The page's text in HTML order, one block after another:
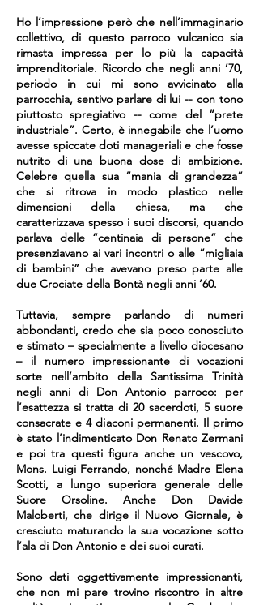
Ho l’impressione però che nell’immaginario
collettivo, di questo parroco vulcanico sia
rimasta impressa per lo più la capacità
imprenditoriale. Ricordo che negli anni ’70,
periodo in cui mi sono avvicinato alla
parrocchia, sentivo parlare di lui -- con tono
piuttosto spregiativo -- come del “prete
industriale”. Certo, è innegabile che l’uomo
avesse spiccate doti manageriali e che fosse
nutrito di una buona dose di ambizione.
Celebre quella sua “mania di grandezza”
che si ritrova in modo plastico nelle
dimensioni della chiesa, ma che
caratterizzava spesso i suoi discorsi, quando
parlava delle “centinaia di persone” che
presenziavano ai vari incontri o alle “migliaia
di bambini” che avevano preso parte alle
due Crociate della Bontà negli anni ’60.
Tuttavia, sempre parlando di numeri
abbondanti, credo che sia poco conosciuto
e stimato – specialmente a livello diocesano
– il numero impressionante di vocazioni
sorte nell’ambito della Santissima Trinità
negli anni di Don Antonio parroco: per
l’esattezza si tratta di 20 sacerdoti, 5 suore
consacrate e 4 diaconi permanenti. Il primo
è stato l’indimenticato Don Renato Zermani
e poi tra questi figura anche un vescovo,
Mons. Luigi Ferrando, nonché Madre Elena
Scotti, a lungo superiora generale delle
Suore Orsoline. Anche Don Davide
Maloberti, che dirige il Nuovo Giornale, è
cresciuto maturando la sua vocazione sotto
l’ala di Don Antonio e dei suoi curati.
Sono dati oggettivamente impressionanti,
che non mi pare trovino riscontro in altre